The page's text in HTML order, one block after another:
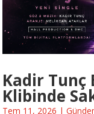
Kadir Tunç
Klibinde
Tem 11, 2026 |